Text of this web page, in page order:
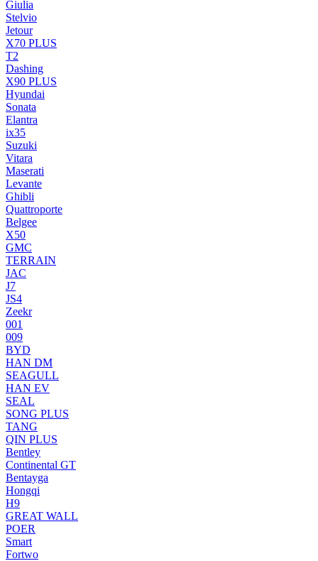
Giulia
Stelvio
Jetour
X70 PLUS
T2
Dashing
X90 PLUS
Hyundai
Sonata
Elantra
ix35
Suzuki
Vitara
Maserati
Levante
Ghibli
Quattroporte
Belgee
X50
GMC
TERRAIN
JAC
J7
JS4
Zeekr
001
009
BYD
HAN DM
SEAGULL
HAN EV
SEAL
SONG PLUS
TANG
QIN PLUS
Bentley
Continental GT
Bentayga
Hongqi
H9
GREAT WALL
POER
Smart
Fortwo